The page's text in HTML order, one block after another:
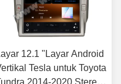
12.1 "Layar Android
Tesla untuk Toyota
2014-2020 Stereo